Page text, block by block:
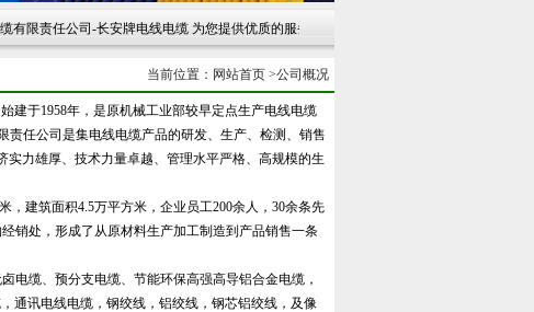
限责任公司-长安牌电线电缆 为您提供优质的服务 感谢您的光临 联系电话：029-
当前位置： 网站首页 >公司概况
建于1958年，是原机械工业部较早定点生产电线电缆
责任公司是集电线电缆产品的研发、生产、检测 、 销售
实力雄厚、技术力量卓越、管理水平严格、高规模的生
，建筑面积4.5万平方米，企业员工200余人，30余条先
销处，形成了从原材料生产加工制造到产品销售一条
电缆、预分支电缆、节能环保高强高导铝合金电缆，
通讯电线电缆，钢绞线，铝绞线，钢芯铝绞线，及像